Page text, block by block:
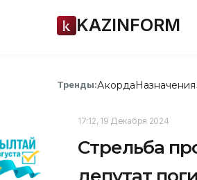
KAZINFORM
Тренды:АкордаНазначения
17:12, 19 Декабря 2024
Стрельба